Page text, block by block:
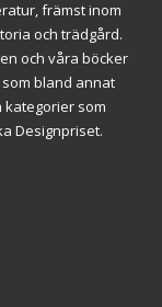
främst inom
och trädgård.
och våra böcker
bland annat
kategorier som
Designpriset.